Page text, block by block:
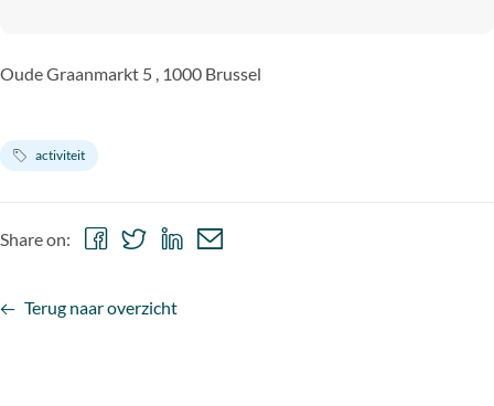
Oude Graanmarkt 5 , 1000 Brussel
activiteit
Terug naar overzicht
Share on:
ShareShare ShareShare